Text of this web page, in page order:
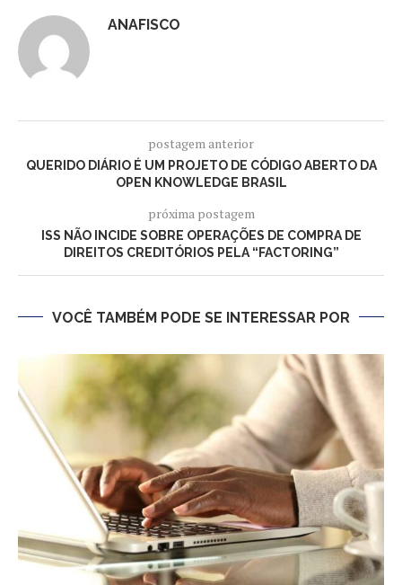
ANAFISCO
postagem anterior
QUERIDO DIÁRIO É UM PROJETO DE CÓDIGO ABERTO DA
OPEN KNOWLEDGE BRASIL
próxima postagem
ISS NÃO INCIDE SOBRE OPERAÇÕES DE COMPRA DE
DIREITOS CREDITÓRIOS PELA “FACTORING”
VOCÊ TAMBÉM PODE SE INTERESSAR POR